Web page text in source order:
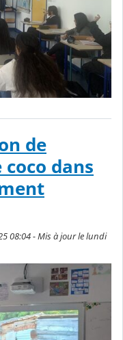
de
dans
08:04 - Mis à jour le lundi